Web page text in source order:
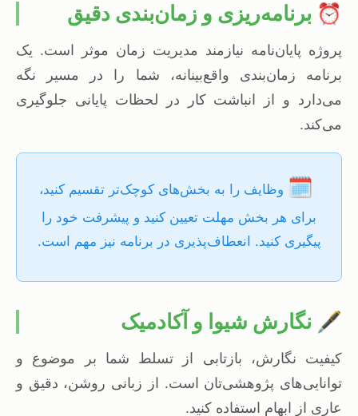
⏰ برنامه‌ریزی و زمان‌بندی دقیق
پروژه پایان‌نامه نیازمند مدیریت زمان موثر است. یک
برنامه زمان‌بندی واقع‌بینانه، شما را در مسیر نگه
می‌دارد و از انباشت کار در لحظات پایانی جلوگیری
می‌کند.
🗓️ وظایف را به بخش‌های کوچک‌تر تقسیم کنید،
برای هر بخش مهلت تعیین کنید و پیشرفت خود را
پیگیری کنید. انعطاف‌پذیری در برنامه نیز مهم است.
🖋️ نگارش شیوا و آکادمیک
کیفیت نگارش، بازتابی از تسلط شما بر موضوع و
توانایی‌های پژوهشی‌تان است. از زبانی روشن، دقیق و
عاری از ابهام استفاده کنید.